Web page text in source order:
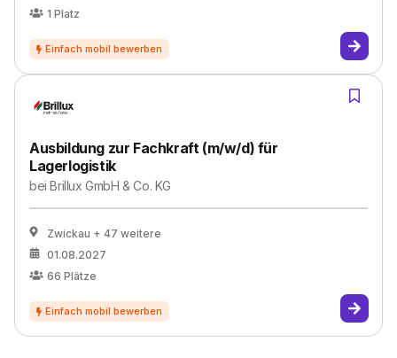
1 Platz
Ausbildung zur Fachkraft (m/w/d) für
Lagerlogistik
beiBrillux GmbH & Co. KG
Zwickau + 47 weitere
01.08.2027
66 Plätze